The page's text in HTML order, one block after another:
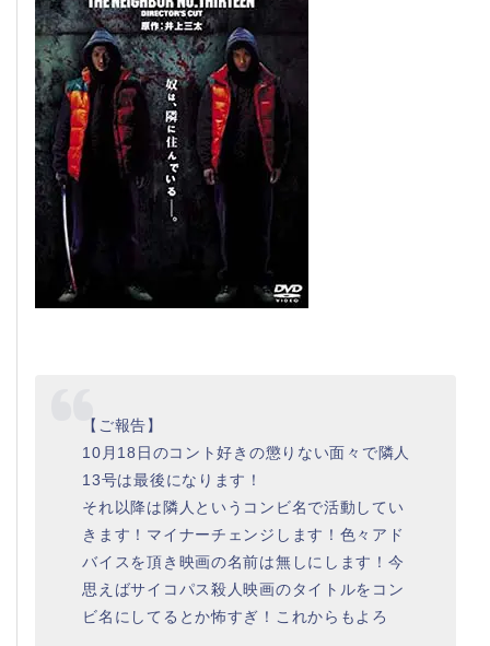
【ご報告】
10月18日のコント好きの懲りない面々で隣人
13号は最後になります！
それ以降は隣人というコンビ名で活動してい
きます！マイナーチェンジします！色々アド
バイスを頂き映画の名前は無しにします！今
思えばサイコパス殺人映画のタイトルをコン
ビ名にしてるとか怖すぎ！これからもよろ